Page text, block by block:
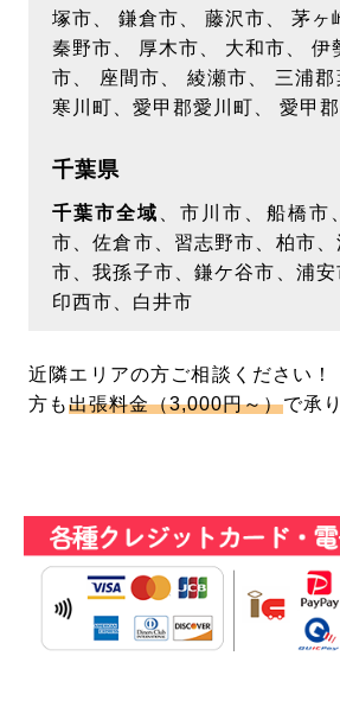
塚市、 鎌倉市、 藤沢市、 茅ヶ
秦野市、 厚木市、 大和市、 伊
市、 座間市、 綾瀬市、 三浦
寒川町、愛甲郡愛川町、 愛甲
千葉県
千葉市全域
、市川市、船橋市
市、佐倉市、習志野市、柏市
市、我孫子市、鎌ケ谷市、浦安
印西市、白井市
近隣エリアの方ご相談ください
方も出張料金（3,000円～）で承